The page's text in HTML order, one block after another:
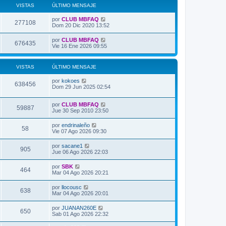
VISTAS ÚLTIMO MENSAJE
277108
i
t
a
Ú
m
o
m
e
n
s
a
j
por CLUB MBFAQ
Dom 20 Dic 2020 13:52
676435
i
Ú
l
i
m
o
m
e
n
a
e
por CLUB MBFAQ
Vie 16 Ene 2026 09:55
VISTAS ÚLTIMO MENSAJE
638456
i
Ú
i
m
o
n
s
a
j
e
por kokoes
Dom 29 Jun 2025 02:54
59887V
i
a
Ú
m
o
m
e
n
s
a
j
e
por CLUB MBFAQ
Jue 30 Sep 2010 23:50
58
i
t
a
s
Ú
l
m
o
m
e
n
s
a
j
e
por endrinaleño
Vie 07 Ago 2026 09:30
905V
i
t
a
s
Ú
m
o
m
e
n
s
a
j
e
por sacane1
Jue 06 Ago 2026 22:03
464V
i
t
a
Ú
m
o
m
e
n
s
por SBK
Mar 04 Ago 2026 20:21
638V
i
Ú
m
o
m
por llocousc
Mar 04 Ago 2026 20:01
650V
i
Ú
por JUANAN260E
Sab 01 Ago 2026 22:32